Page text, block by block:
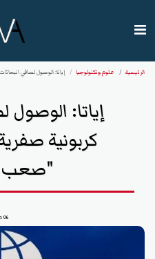
الرئيسية علوم وتكنولوجيا إياتا: الوصول لصافي انبعاثات
إياتا: الوصول
"صعب
06